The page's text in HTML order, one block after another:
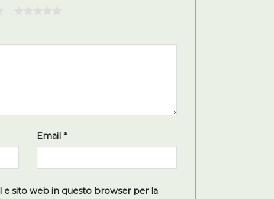
Email *
e sito web in questo browser per la